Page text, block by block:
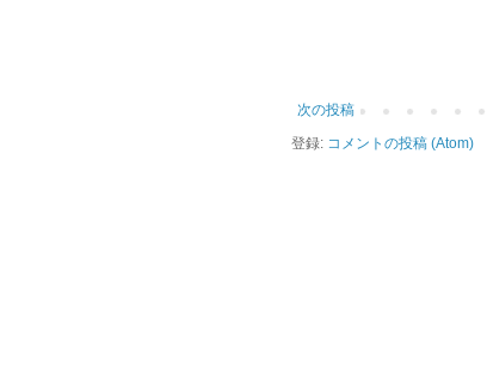
次の投稿
登録: コメントの投稿 (Atom)